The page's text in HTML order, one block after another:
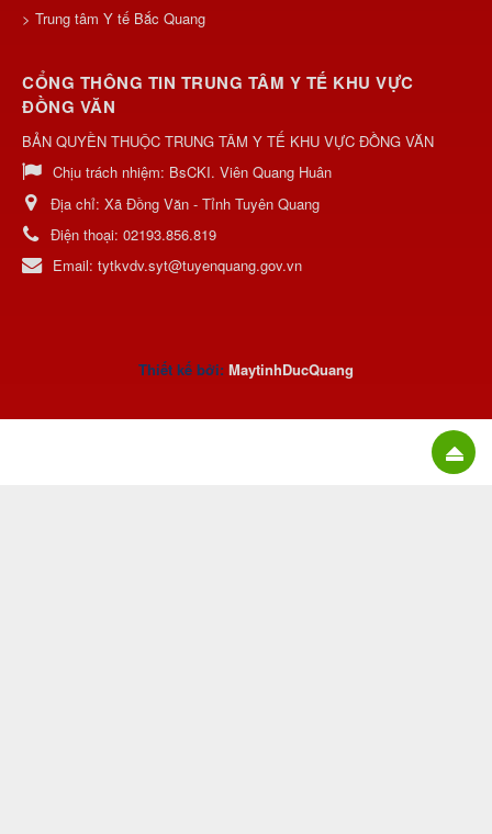
> Trung tâm Y tế Bắc Quang
CỔNG THÔNG TIN TRUNG TÂM Y TẾ KHU VỰC
ĐỒNG VĂN
BẢN QUYỀN THUỘC TRUNG TÂM Y TẾ KHU VỰC ĐỒNG VĂN
Chịu trách nhiệm: BsCKI. Viên Quang Huân
Địa chỉ: Xã Đồng Văn - Tỉnh Tuyên Quang
Điện thoại: 02193.856.819
Email: tytkvdv.syt@tuyenquang.gov.vn
Thiết kế bởi: MaytinhDucQuang